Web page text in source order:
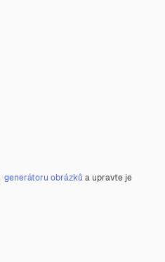
generátoru obrázků a upravte je